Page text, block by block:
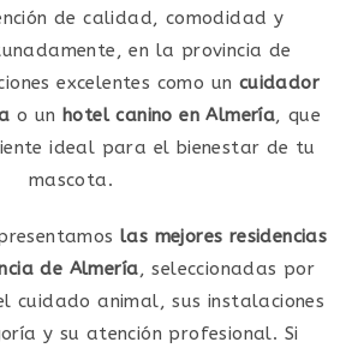
de calidad, comodidad y
en la provincia de
excelentes como un cuidador
o un hotel canino en Almería, que
ideal para el bienestar de tu
mascota.
las mejores residencias
de Almería, seleccionadas por
cuidado animal, sus instalaciones
y su atención profesional. Si